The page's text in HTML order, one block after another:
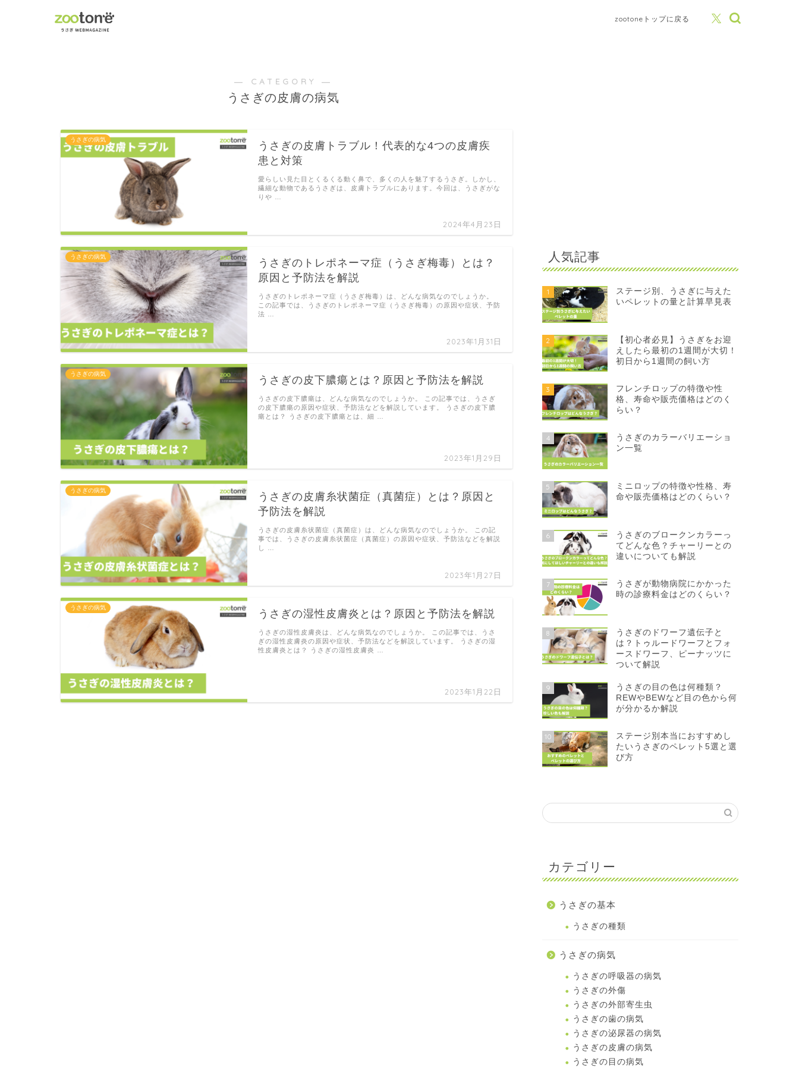
zootoneトップに戻る
― CATEGORY ―
うさぎの皮膚の病気
うさぎの病気
うさぎの皮膚トラブル！代表的な4つの皮膚疾
患と対策
2024年4月23日
愛らしい見た目とくるくる動く鼻で、多くの人を魅了するうさぎ。しかし、
繊細な動物であるうさぎは、皮膚トラブルにあります。今回は、うさぎがな
りや …
うさぎの病気
うさぎのトレポネーマ症（うさぎ梅毒）とは？
原因と予防法を解説
2023年1月31日
うさぎのトレポネーマ症（うさぎ梅毒）は、どんな病気なのでしょうか。
この記事では、うさぎのトレポネーマ症（うさぎ梅毒）の原因や症状、予防
法 …
うさぎの病気
うさぎの皮下膿瘍とは？原因と予防法を解説
2023年1月29日
うさぎの皮下膿瘍は、どんな病気なのでしょうか。 この記事では、うさぎ
の皮下膿瘍の原因や症状、予防法などを解説しています。 うさぎの皮下膿
瘍とは？ うさぎの皮下膿瘍とは、細 …
うさぎの病気
うさぎの皮膚糸状菌症（真菌症）とは？原因と
予防法を解説
2023年1月27日
うさぎの皮膚糸状菌症（真菌症）は、どんな病気なのでしょうか。 この記
事では、うさぎの皮膚糸状菌症（真菌症）の原因や症状、予防法などを解説
し …
うさぎの病気
うさぎの湿性皮膚炎とは？原因と予防法を解説
2023年1月22日
うさぎの湿性皮膚炎は、どんな病気なのでしょうか。 この記事では、うさ
ぎの湿性皮膚炎の原因や症状、予防法などを解説しています。 うさぎの湿
性皮膚炎とは？ うさぎの湿性皮膚炎 …
人気記事
1
ステージ別、うさぎに与えた
いペレットの量と計算早見表
2
【初心者必見】うさぎをお迎
えしたら最初の1週間が大切！
初日から1週間の飼い方
3
フレンチロップの特徴や性
格、寿命や販売価格はどのく
らい？
4
うさぎのカラーバリエーショ
ン一覧
5
ミニロップの特徴や性格、寿
命や販売価格はどのくらい？
6
うさぎのブロークンカラーっ
てどんな色？チャーリーとの
違いについても解説
7
うさぎが動物病院にかかった
時の診療料金はどのくらい？
8
うさぎのドワーフ遺伝子と
は？トゥルードワーフとフォ
ースドワーフ、ピーナッツに
ついて解説
9
うさぎの目の色は何種類？
REWやBEWなど目の色から何
が分かるか解説
10
ステージ別本当におすすめし
たいうさぎのペレット5選と選
び方
カテゴリー
うさぎの基本
うさぎの種類
うさぎの病気
うさぎの呼吸器の病気
うさぎの外傷
うさぎの外部寄生虫
うさぎの歯の病気
うさぎの泌尿器の病気
うさぎの皮膚の病気
うさぎの目の病気